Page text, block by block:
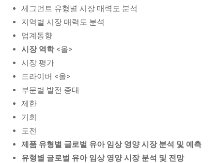
세그먼트 유형별 시장 매력도 분석
지역별 시장 매력도 분석
업계동향
시장 역학<올>
시장 평가
드라이버 <올>
부문별 발전 증대
제한
기회
도전
제품 유형별 글로벌 유아 임상 영양 시장 분석 및 예측
유형별 글로벌 유아 임상 영양 시장 분석 및 전망